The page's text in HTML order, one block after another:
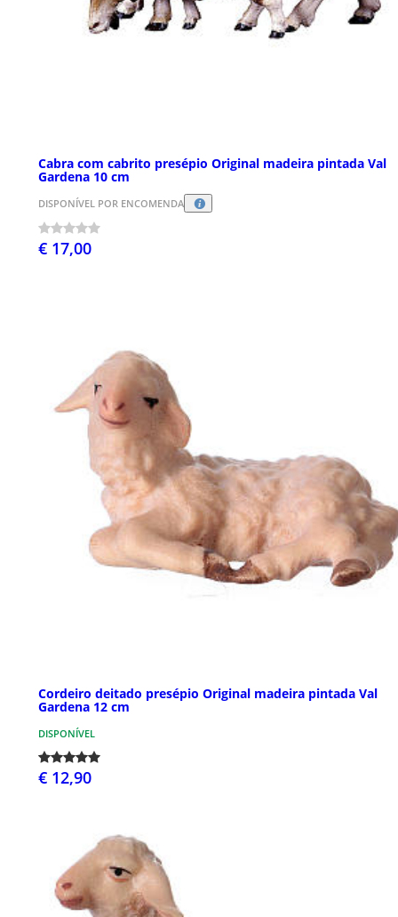
Cabra com cabrito presépio Original madeira pintada Val
Gardena 10 cm
DISPONÍVEL POR ENCOMENDA
€ 17,00
Cordeiro deitado presépio Original madeira pintada Val
Gardena 12 cm
DISPONÍVEL
€ 12,90